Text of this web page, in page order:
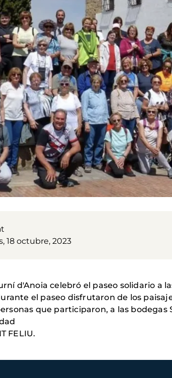
18 octubre, 2023
d'Anoia celebró el paseo solidario a
el paseo disfrutaron de los
que participaron, a las bodegas
FELIU.